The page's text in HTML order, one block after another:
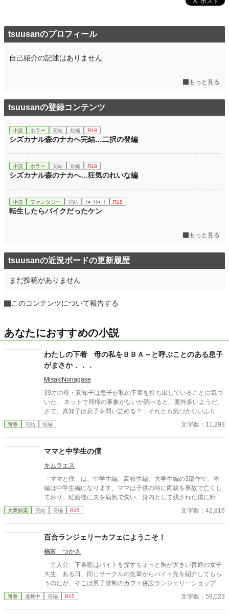
tsuusanのプロフィール
自己紹介の記述はありません
もっと見る
tsuusanの登録コンテンツ
小説 ホラー 完結 短編 R18
シズカナル森のナカへ完結…二択の登編
小説 ホラー 完結 短編 R18
シズカナル森のナカへ…狂気のれいな編
小説 ファンタジー 完結 ｼｮｰﾄｼｮｰﾄ R18
転生したらバイクだったケン
もっと見る
tsuusanの近況ボードの更新履歴
まだ投稿がありません
このコンテンツについて報告する
あなたにおすすめの小説
わたしの下着 母の私をＢＢＡ～と呼ぶことのある息子
がまさか．．．
MisakiNonagase
39才の母・真知子は息子が私の下着を持ち出していることに気づ
いた。 ネットで同様の事象がないか調べると、案外多いようだ。
さて、真知子は息子を問い詰める？ それとも気づかないふりを
青春 完結 短編 文字数：11,293
ママと中学生の僕
キムラエス
「ママと僕」は、中学生編、高校生編、大学生編の3部作で、本
編は中学生編になります。ママは子供の時に両親を事故で亡くし
ており、結婚後に夫を病気で失い、身内として残された僕に精神
的に依存をするようになる。幼少期の「僕」はそのママの依存が
嬉しく、素敵なママに甘える閉鎖的な生活を当たり前のことと考
マとの日常の中で処理すべきものと疑わず、ママも戸惑いながら
もママに甘える「僕」に満足する。ママも僕もそうした行為が少
なからず社会規範に反していることは理解しているが、ママとの
甘美な繋がりは解消できずに戸惑いながらも続く「ママと中学生
の僕」の営みを描いてみました。
大衆娯楽 完結 長編 R15 文字数：42,816
百合ランジェリーカフェにようこそ！
楠富 つかさ
主人公、下条藍はバイトを探すちょっと胸が大きい普通の女子
大生。ある日、同じサークルの先輩からバイト先を紹介してもら
うのだが、そこは男子禁制のカフェ併設ランジェリーショップ
で！？ ちょっとハレンチなお仕事カフェライフ、始まりま
す！！ ※この物語はフィクションであり実在の人物・団体・法律
青春 連載中 長編 R15 文字数：59,023